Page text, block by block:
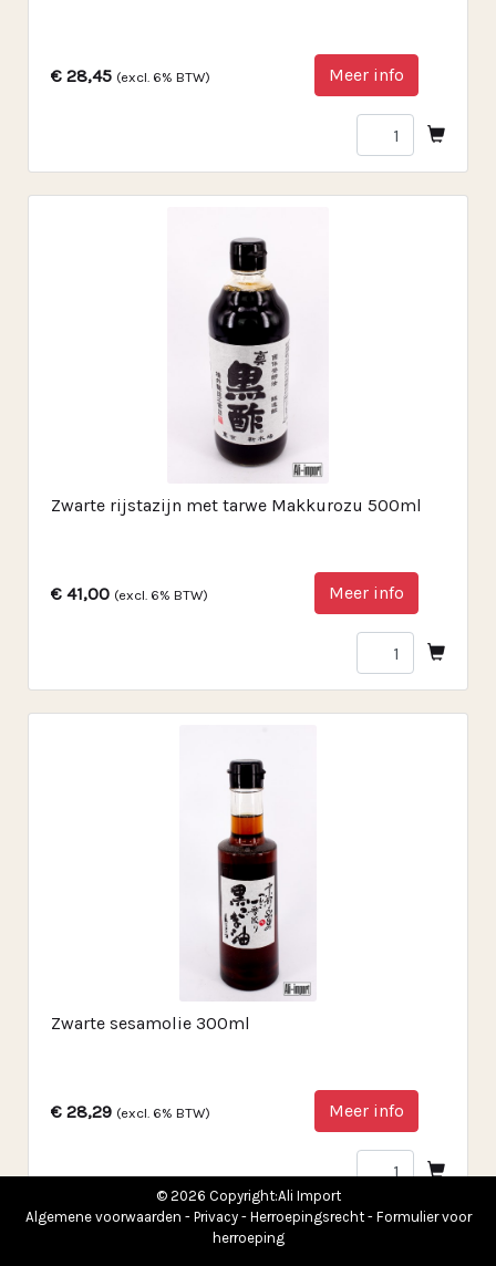
€ 28,45 (excl. 6% BTW) Meer info
Zwarte rijstazijn met tarwe Makkurozu 500ml
€ 41,00 (excl. 6% BTW) Meer info
Zwarte sesamolie 300ml
€ 28,29 (excl. 6% BTW) Meer info
© 2026 Copyright:Ali Import
Algemene voorwaarden - Privacy- Herroepingsrecht- Formulier voor
herroeping